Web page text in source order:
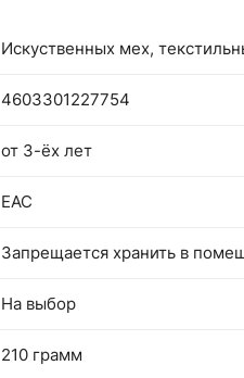
Искуственных мех,
4603301227754
от 3-ёх лет
EAC
Запрещается хранить в
На выбор
210 грамм